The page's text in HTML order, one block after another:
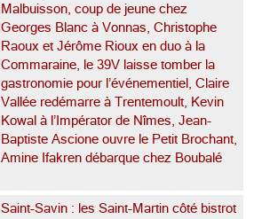
Malbuisson, coup de jeune chez
Georges Blanc à Vonnas, Christophe
Raoux et Jérôme Rioux en duo à la
Commaraine, le 39V laisse tomber la
gastronomie pour l’événementiel, Claire
Vallée redémarre à Trentemoult, Kevin
Kowal à l’Impérator de Nîmes, Jean-
Baptiste Ascione ouvre le Petit Brochant,
Amine Ifakren débarque chez Boubalé
Saint-Savin : les Saint-Martin côté bistrot